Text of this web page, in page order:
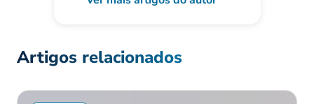
Artigos relacionados